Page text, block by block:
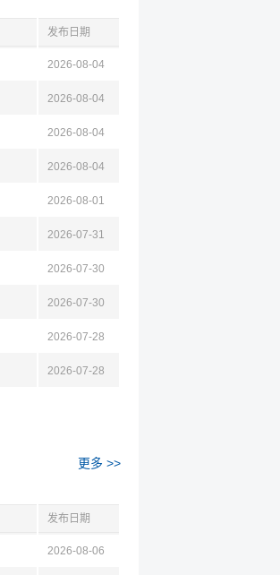
发布日期
2026-08-04
2026-08-04
2026-08-04
2026-08-04
2026-08-01
2026-07-31
2026-07-30
2026-07-30
2026-07-28
2026-07-28
更多 >>
发布日期
2026-08-06